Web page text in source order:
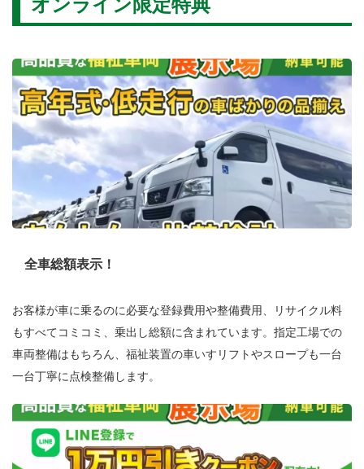
オンライン限定特典
全車総額表示！
お客様が車に乗るのに必要な登録費用や整備費用、リサイクル料
もすべてコミコミ、乗出し総額に含まれています。指定工場での
車両整備はもちろん、福祉装置の車いすリフトやスロープも一台
一台丁寧に点検整備します。